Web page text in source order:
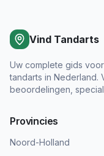
Vind Tandarts
Uw complete gids
tandarts in Nederland.
beoordelingen,
Provincies
Noord-Holland